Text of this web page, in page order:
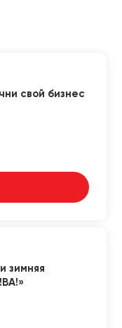
свой бизнес
зимняя